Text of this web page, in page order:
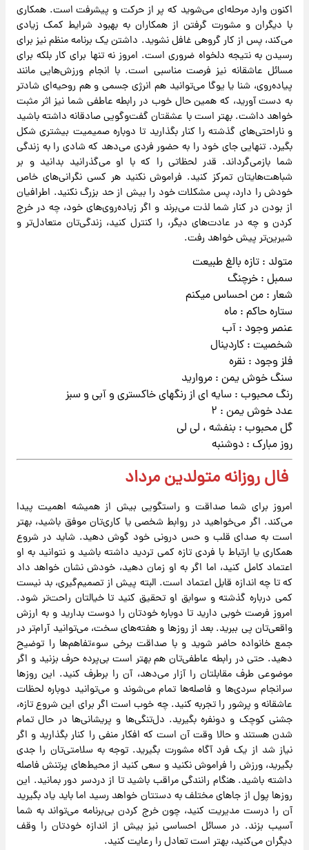
اکنون وارد مرحله‌ای می‌شوید که پر از حرکت و پیشرفت است. همکاری
با دیگران و مشورت گرفتن از همکاران به بهبود شرایط کمک زیادی
می‌کند، پس از کار گروهی غافل نشوید. داشتن یک برنامه منظم نیز برای
رسیدن به نتیجه دلخواه ضروری است. امروز نه تنها برای کار بلکه برای
مسائل عاشقانه نیز فرصت مناسبی است. با انجام ورزش‌هایی مانند
پیاده‌روی، شنا یا یوگا می‌توانید هم انرژی جسمی و هم روحیه‌ای شادتر
به دست آورید، که همین حال خوب در رابطه عاطفی شما نیز اثر مثبت
خواهد داشت. بهتر است با عشقتان گفت‌وگویی صادقانه داشته باشید
و ناراحتی‌های گذشته را کنار بگذارید تا دوباره صمیمیت بیشتری شکل
بگیرد. تنهایی جای خود را به حضور فردی می‌دهد که شادی را به زندگی
شما بازمی‌گرداند. قدر لحظاتی را که با او می‌گذرانید بدانید و بر
شباهت‌هایتان تمرکز کنید. فراموش نکنید هر کسی نگرانی‌های خاص
خودش را دارد، پس مشکلات خود را بیش از حد بزرگ نکنید. اطرافیان
از بودن در کنار شما لذت می‌برند و اگر زیاده‌روی‌های خود، چه در خرج
کردن و چه در عادت‌های دیگر، را کنترل کنید، زندگی‌تان متعادل‌تر و
شیرین‌تر پیش خواهد رفت.
متولد : تازه بالغ طبیعت
سمبل : خرچنگ
شعار : من احساس میکنم
ستاره حاکم : ماه
عنصر وجود : آب
شخصیت : کاردینال
فلز وجود : نقره
سنگ خوش یمن : مروارید
رنگ محبوب : سایه ای از رنگهای خاکستری و آبی و سبز
عدد خوش یمن : ۲
گل محبوب : بنفشه ، لی لی
روز مبارک : دوشنبه
فال روزانه متولدین مرداد
امروز برای شما صداقت و راستگویی بیش از همیشه اهمیت پیدا
می‌کند. اگر می‌خواهید در روابط شخصی یا کاری‌تان موفق باشید، بهتر
است به صدای قلب و حس درونی خود گوش دهید. شاید در شروع
همکاری یا ارتباط با فردی تازه کمی تردید داشته باشید و نتوانید به او
اعتماد کامل کنید، اما اگر به او زمان دهید، خودش نشان خواهد داد
که تا چه اندازه قابل اعتماد است. البته پیش از تصمیم‌گیری، بد نیست
کمی درباره گذشته و سوابق او تحقیق کنید تا خیالتان راحت‌تر شود.
امروز فرصت خوبی دارید تا دوباره خودتان را دوست بدارید و به ارزش
واقعی‌تان پی ببرید. بعد از روزها و هفته‌های سخت، می‌توانید آرام‌تر در
جمع خانواده حاضر شوید و با صداقت برخی سوءتفاهم‌ها را توضیح
دهید. حتی در رابطه عاطفی‌تان هم بهتر است بی‌پرده حرف بزنید و اگر
موضوعی طرف مقابلتان را آزار می‌دهد، آن را برطرف کنید. این روزها
سرانجام سردی‌ها و فاصله‌ها تمام می‌شوند و می‌توانید دوباره لحظات
عاشقانه و پرشور را تجربه کنید. چه خوب است اگر برای این شروع تازه،
جشنی کوچک و دونفره بگیرید. دل‌تنگی‌ها و پریشانی‌ها در حال تمام
شدن هستند و حالا وقت آن است که افکار منفی را کنار بگذارید و اگر
نیاز شد از یک فرد آگاه مشورت بگیرید. توجه به سلامتی‌تان را جدی
بگیرید، ورزش را فراموش نکنید و سعی کنید از محیط‌های پرتنش فاصله
داشته باشید. هنگام رانندگی مراقب باشید تا از دردسر دور بمانید. این
روزها پول از جاهای مختلف به دستتان خواهد رسید اما باید یاد بگیرید
آن را درست مدیریت کنید، چون خرج کردن بی‌برنامه می‌تواند به شما
آسیب بزند. در مسائل احساسی نیز بیش از اندازه خودتان را وقف
دیگران می‌کنید، بهتر است تعادل را رعایت کنید.